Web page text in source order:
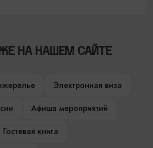
НА НАШЕМ САЙТЕ
Электронная виза
Афиша мероприятий
Гостевая книга